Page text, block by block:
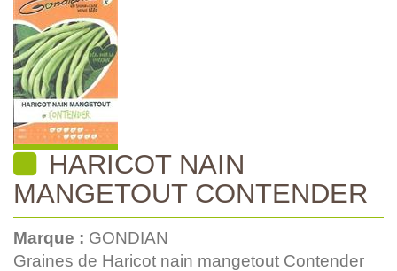
HARICOT NAIN
MANGETOUT CONTENDER
Marque : GONDIAN
Graines de Haricot nain mangetout Contender